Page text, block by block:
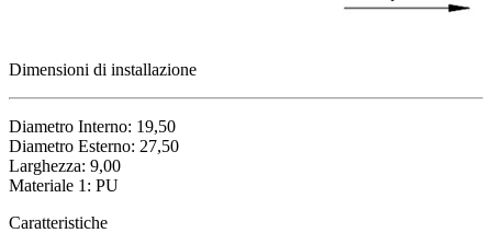
Dimensioni di installazione
Diametro Interno: 19,50
Diametro Esterno: 27,50
Larghezza: 9,00
Materiale 1: PU
Caratteristiche